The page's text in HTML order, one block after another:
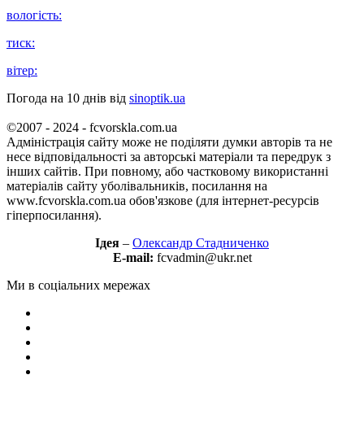
вологість:
тиск:
вітер:
Погода на 10 днів від sinoptik.ua
©2007 - 2024 - fcvorskla.com.ua
Адміністрація сайту може не поділяти думки авторів та не
несе відповідальності за авторські матеріали та передрук з
інших сайтів. При повному, або частковому використанні
матеріалів сайту уболівальників, посилання на
www.fcvorskla.com.ua обов'язкове (для інтернет-ресурсів
гіперпосилання).
Ідея – Олександр Стадниченко
E-mail: fcvadmin@ukr.net
Ми в соціальних мережах